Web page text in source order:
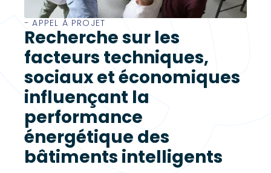
− APPEL À PROJET
Recherche sur les
facteurs techniques,
sociaux et économiques
influençant la
performance
énergétique des
bâtiments intelligents